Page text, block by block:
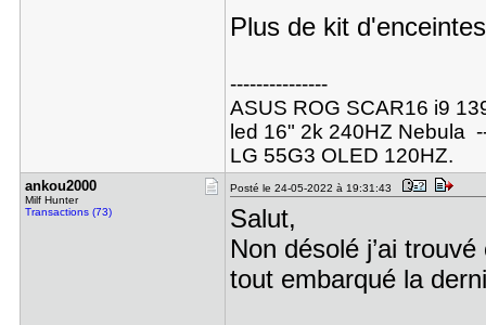
Plus de kit
---------------
ASUS ROG SCAR16 i9
led 16" 2k 240HZ Nebula
LG 55G3 OLED 120HZ.
ankou2000
Milf Hunter
Transactions (73)
Posté le 24-05-2022 à 19:31:43
Salut,
Non désolé j’ai
tout embarqué la